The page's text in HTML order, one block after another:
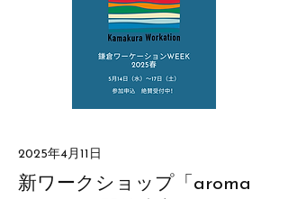
2025年4月11日
新ワークショップ「aroma